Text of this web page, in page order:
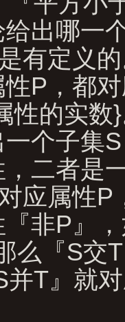
出哪一
有定义
P，都
性的实数
个子集
二者是
应属性P
非P』
么『S交
并T』就